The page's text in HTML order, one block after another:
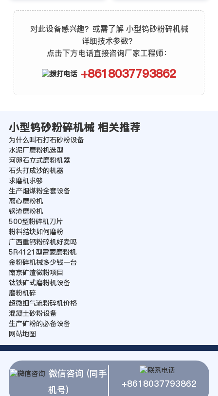
对此设备感兴趣？或需了解 小型钨砂粉碎机械
详细技术参数？
点击下方电话直接咨询厂家工程师：
+8618037793862
小型钨砂粉碎机械 相关推荐
为什么叫石打石砂粉设备
水泥厂磨粉机选型
河卵石立式磨粉机器
石头打成沙的机器
求磨机求够
生产烟煤粉全套设备
离心磨粉机
钢渣磨粉机
500型粉碎机刀片
粉料结块如何磨粉
广西重钙粉碎机好卖吗
5R4121型雷蒙磨粉机
金粉碎机械多少钱一台
南京矿渣微粉项目
钛铁矿式磨粉机设备
磨粉机碎
超微细气流粉碎机价格
混凝土砂粉设备
生产矿粉的必备设备
网站地图
微信咨询 (同手
机号)
+8618037793862